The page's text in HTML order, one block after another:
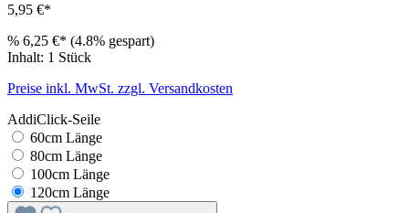
5,95 €*
% 6,25 €* (4.8% gespart)
Inhalt: 1 Stück
Preise inkl. MwSt. zzgl. Versandkosten
AddiClick-Seile
60cm Länge
80cm Länge
100cm Länge
120cm Länge